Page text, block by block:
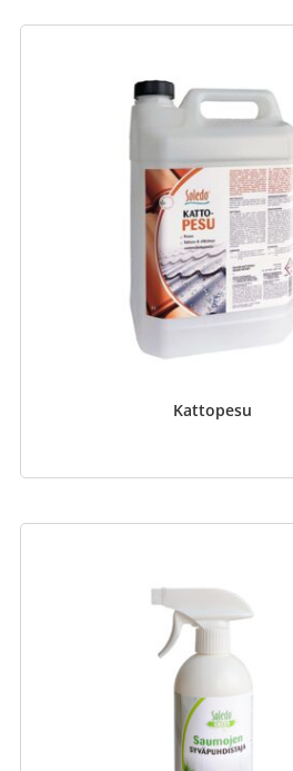
Kattopesu